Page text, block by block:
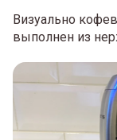
Визуально
выполнен из